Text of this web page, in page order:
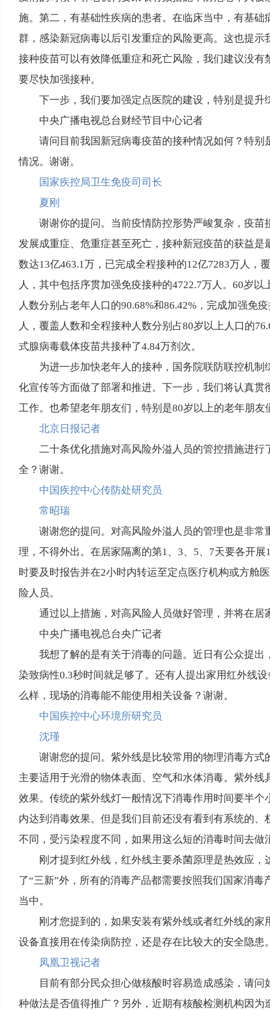
施。第二，有基础性疾病的患者。在临床当中，有基
群，感染新冠病毒以后引发重症的风险更高。这也提
接种疫苗可以有效降低重症和死亡风险，我们建议没
要尽快加强接种。
下一步，我们要加强定点医院的建设，特别是提
中央广播电视总台财经节目中心记者
请问目前我国新冠病毒疫苗的接种情况如何？特
情况。谢谢。
国家疾控局卫生免疫司司长
夏刚
谢谢你的提问。当前疫情防控形势严峻复杂，疫
发展成重症、危重症甚至死亡，接种新冠疫苗的获益
数达13亿463.1万，已完成全程接种的12亿7283万人，
人，其中包括序贯加强免疫接种的4722.7万人。60岁
人数分别占老年人口的90.68%和86.42%，完成加强免
人，覆盖人数和全程接种人数分别占80岁以上人口的
式腺病毒载体疫苗共接种了4.84万剂次。
为进一步加快老年人的接种，国务院联防联控机
化宣传等方面做了部署和推进。下一步，我们将认真
工作。也希望老年朋友们，特别是80岁以上的老年朋
北京日报记者
二十条优化措施对高风险外溢人员的管控措施进
全？谢谢。
中国疾控中心传防处研究员
常昭瑞
谢谢您的提问。对高风险外溢人员的管理也是非
理，不得外出。在居家隔离的第1、3、5、7天要各开
时要及时报告并在2小时内转运至定点医疗机构或方舱
险人员。
通过以上措施，对高风险人员做好管理，并将在
中央广播电视总台央广记者
我想了解的是有关于消毒的问题。近日有公众提
染致病性0.3秒时间就足够了。还有人提出家用红外线
么样，现场的消毒能不能使用相关设备？谢谢。
中国疾控中心环境所研究员
沈瑾
谢谢您的提问。紫外线是比较常用的物理消毒方
主要适用于光滑的物体表面、空气和水体消毒。紫外
效果。传统的紫外线灯一般情况下消毒作用时间要半
内达到消毒效果。但是我们目前还没有看到有系统的
不同，受污染程度不同，如果用这么短的消毒时间去做
刚才提到红外线，红外线主要杀菌原理是热效应
了“三新”外，所有的消毒产品都需要按照我们国家消
当中。
刚才您提到的，如果安装有紫外线或者红外线的
设备直接用在传染病防控，还是存在比较大的安全隐患
凤凰卫视记者
目前有部分民众担心做核酸时容易造成感染，请
种做法是否值得推广？另外，近期有核酸检测机构因